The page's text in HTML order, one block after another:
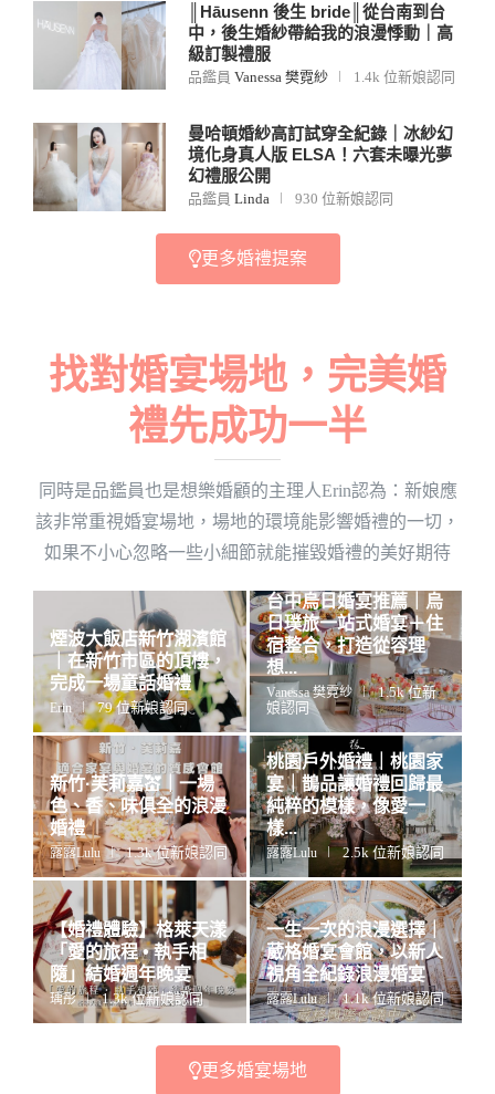
║Hāusenn 後生 bride║從台南到台
中，後生婚紗帶給我的浪漫悸動｜高
級訂製禮服
品鑑員 Vanessa 樊霓紗 1.4k 位新娘認同
曼哈頓婚紗高訂試穿全紀錄｜冰紗幻
境化身真人版 ELSA！六套未曝光夢
幻禮服公開
品鑑員 Linda 930 位新娘認同
更多婚禮提案
找對婚宴場地，完美婚
禮先成功一半
同時是品鑑員也是想樂婚顧的主理人Erin認為：新娘應
該非常重視婚宴場地，場地的環境能影響婚禮的一切，
如果不小心忽略一些小細節就能摧毀婚禮的美好期待
煙波大飯店新竹湖濱館
｜在新竹市區的頂樓，
完成一場童話婚禮
Erin 79 位新娘認同
台中烏日婚宴推薦｜烏
日璞旅一站式婚宴＋住
宿整合，打造從容理
想...
Vanessa 樊霓紗
1.5k 位新
娘認同
新竹·芙莉嘉💒｜一場
色、香、味俱全的浪漫
婚禮
露露Lulu 1.3k 位新娘認同
桃園戶外婚禮｜桃園家
宴｜鵲品讓婚禮回歸最
純粹的模樣，像愛一
樣...
露露Lulu 2.5k 位新娘認同
【婚禮體驗】格萊天漾
「愛的旅程 • 執手相
隨」結婚週年晚宴
瑀彤 1.3k 位新娘認同
一生一次的浪漫選擇｜
葳格婚宴會館，以新人
視角全紀錄浪漫婚宴
露露Lulu 1.1k 位新娘認同
更多婚宴場地